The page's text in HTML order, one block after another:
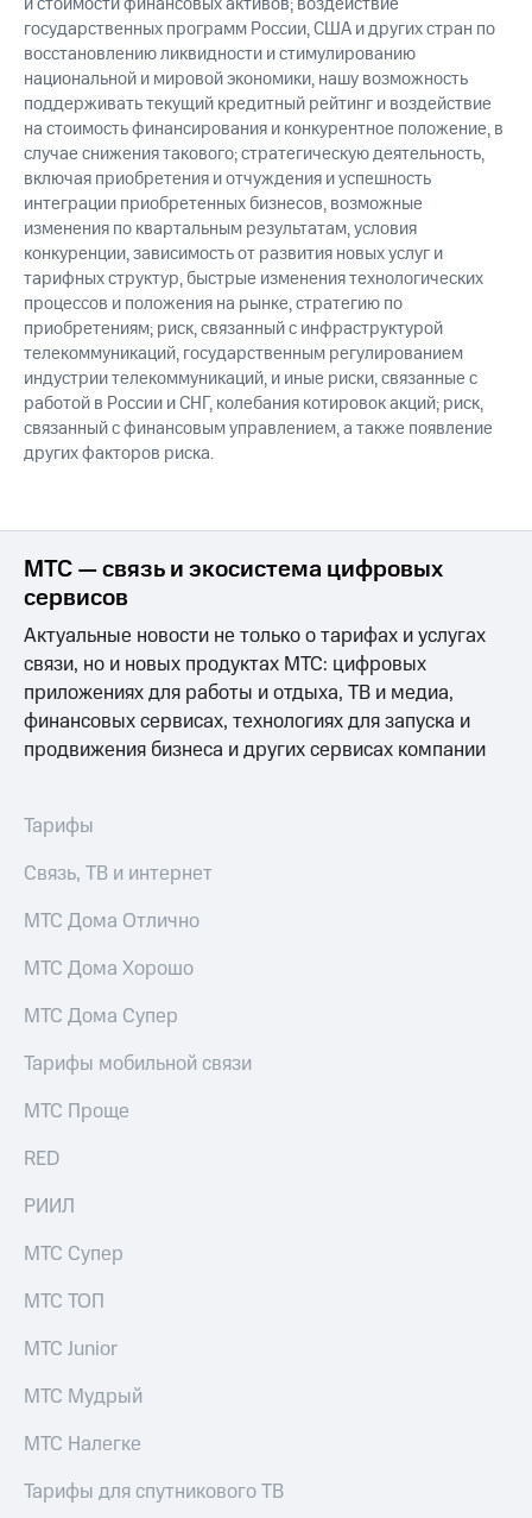
государственных программ России, США и других стран по
восстановлению ликвидности и стимулированию
национальной и мировой экономики, нашу возможность
поддерживать текущий кредитный рейтинг и воздействие
на стоимость финансирования и конкурентное положение, в
случае снижения такового; стратегическую деятельность,
включая приобретения и отчуждения и успешность
интеграции приобретенных бизнесов, возможные
изменения по квартальным результатам, условия
конкуренции, зависимость от развития новых услуг и
тарифных структур, быстрые изменения технологических
процессов и положения на рынке, стратегию по
приобретениям; риск, связанный с инфраструктурой
телекоммуникаций, государственным регулированием
индустрии телекоммуникаций, и иные риски, связанные с
работой в России и СНГ, колебания котировок акций; риск,
связанный с финансовым управлением, а также появление
других факторов риска.
МТС — связь и экосистема цифровых
сервисов
Актуальные новости не только о тарифах и услугах
связи, но и новых продуктах МТС: цифровых
приложениях для работы и отдыха, ТВ и медиа,
финансовых сервисах, технологиях для запуска и
продвижения бизнеса и других сервисах компании
Тарифы
Связь, ТВ и интернет
МТС Дома Отлично
МТС Дома Хорошо
МТС Дома Супер
Тарифы мобильной связи
МТС Проще
RED
РИИЛ
МТС Супер
МТС ТОП
МТС Junior
МТС Мудрый
МТС Налегке
Тарифы для спутникового ТВ